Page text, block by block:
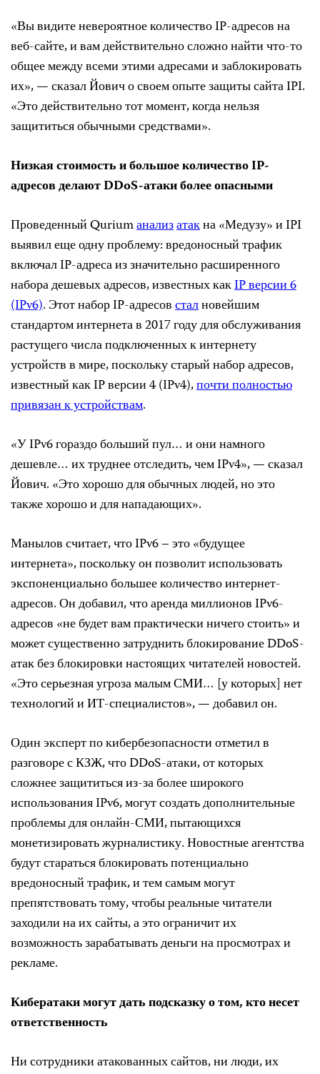
«Вы видите невероятное количество IP-адресов на
веб-сайте, и вам действительно сложно найти что-то
общее между всеми этими адресами и заблокировать
их», — сказал Йович о своем опыте защиты сайта IPI.
«Это действительно тот момент, когда нельзя
защититься обычными средствами».
Низкая стоимость и большое количество IP-
адресов делают DDoS-атаки более опасными
Проведенный Quriumанализатакна «Медузу» и IPI
выявил еще одну проблему: вредоносный трафик
включал IP-адреса из значительно расширенного
набора дешевых адресов, известных какIP версии 6
(IPv6). Этот набор IP-адресовсталновейшим
стандартом интернета в 2017 году для обслуживания
растущего числа подключенных к интернету
устройств в мире, поскольку старый набор адресов,
известный как IP версии 4 (IPv4),почти полностью
привязан к устройствам.
«У IPv6 гораздо больший пул… и они намного
дешевле… их труднее отследить, чем IPv4», — сказал
Йович. «Это хорошо для обычных людей, но это
также хорошо и для нападающих».
Манылов считает, что IPv6 – это «будущее
интернета», поскольку он позволит использовать
экспоненциально большее количество интернет-
адресов. Он добавил, что аренда миллионов IPv6-
адресов «не будет вам практически ничего стоить» и
может существенно затруднить блокирование DDoS-
атак без блокировки настоящих читателей новостей.
«Это серьезная угроза малым СМИ… [у которых] нет
технологий и ИТ-специалистов», — добавил он.
Один эксперт по кибербезопасности отметил в
разговоре с КЗЖ, что DDoS-атаки, от которых
сложнее защититься из-за более широкого
использования IPv6, могут создать дополнительные
проблемы для онлайн-СМИ, пытающихся
монетизировать журналистику. Новостные агентства
будут стараться блокировать потенциально
вредоносный трафик, и тем самым могут
препятствовать тому, чтобы реальные читатели
заходили на их сайты, а это ограничит их
возможность зарабатывать деньги на просмотрах и
рекламе.
Кибератаки могут дать подсказку о том, кто несет
ответственность
Ни сотрудники атакованных сайтов, ни люди, их